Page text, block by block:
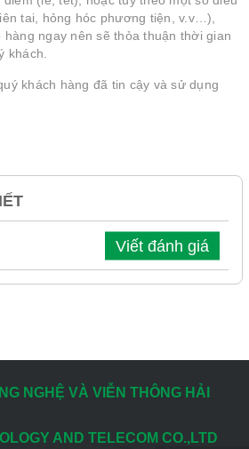
tai, hỏng hóc phương tiện, v.v…),
ngay nên sẽ thỏa thuận thời gian
khách.
khách hàng đã tin cậy và sử dụng
Viết đánh giá
NGHỆ VÀ VIỄN THÔNG HẢI
AND TELECOM CO.,LTD